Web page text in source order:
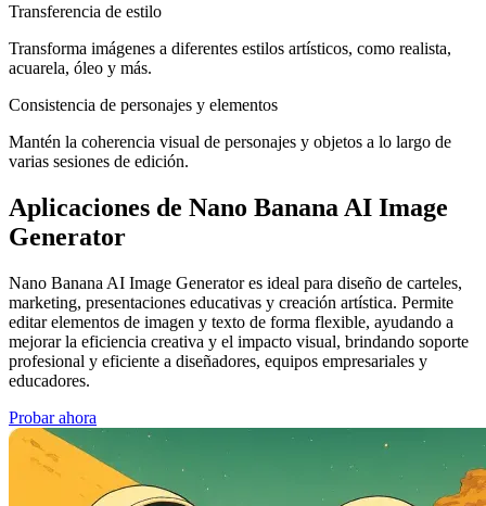
Transferencia de estilo
Transforma imágenes a diferentes estilos artísticos, como realista,
acuarela, óleo y más.
Consistencia de personajes y elementos
Mantén la coherencia visual de personajes y objetos a lo largo de
varias sesiones de edición.
Aplicaciones de Nano Banana AI Image
Generator
Nano Banana AI Image Generator es ideal para diseño de carteles,
marketing, presentaciones educativas y creación artística. Permite
editar elementos de imagen y texto de forma flexible, ayudando a
mejorar la eficiencia creativa y el impacto visual, brindando soporte
profesional y eficiente a diseñadores, equipos empresariales y
educadores.
Probar ahora